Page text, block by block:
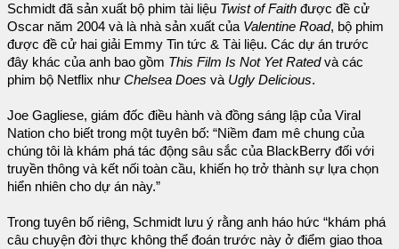
Schmidt đã sản xuất bộ phim tài liệu Twist of Faith được đề cử
Oscar năm 2004 và là nhà sản xuất của Valentine Road, bộ phim
được đề cử hai giải Emmy Tin tức & Tài liệu. Các dự án trước
đây khác của anh bao gồm This Film Is Not Yet Ratedvà các
phim bộ Netflix như Chelsea Does và Ugly Delicious.
Joe Gagliese, giám đốc điều hành và đồng sáng lập của Viral
Nation cho biết trong một tuyên bố: “Niềm đam mê chung của
chúng tôi là khám phá tác động sâu sắc của BlackBerry đối với
truyền thông và kết nối toàn cầu, khiến họ trở thành sự lựa chọn
hiển nhiên cho dự án này.”
Trong tuyên bố riêng, Schmidt lưu ý rằng anh háo hức “khám phá
câu chuyện đời thực không thể đoán trước này ở điểm giao thoa